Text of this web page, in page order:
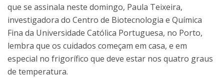
que se assinala neste domingo, Paula Teixeira,
investigadora do Centro de Biotecnologia e Química
Fina da Universidade Católica Portuguesa, no Porto,
lembra que os cuidados começam em casa, e em
especial no frigorífico que deve estar nos quatro graus
de temperatura.